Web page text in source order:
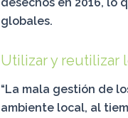
globales.
Utilizar y reutilizar
“La mala gestión de
ambiente local, al